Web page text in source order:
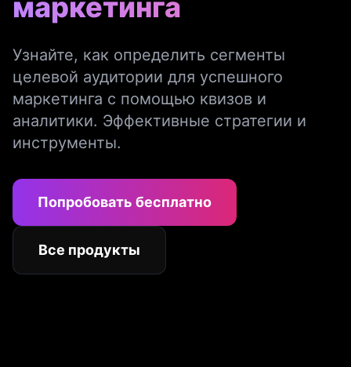
маркетинга
Узнайте, как определить сегменты
целевой аудитории для успешного
маркетинга с помощью квизов и
аналитики. Эффективные стратегии и
инструменты.
Попробовать бесплатно
Все продукты